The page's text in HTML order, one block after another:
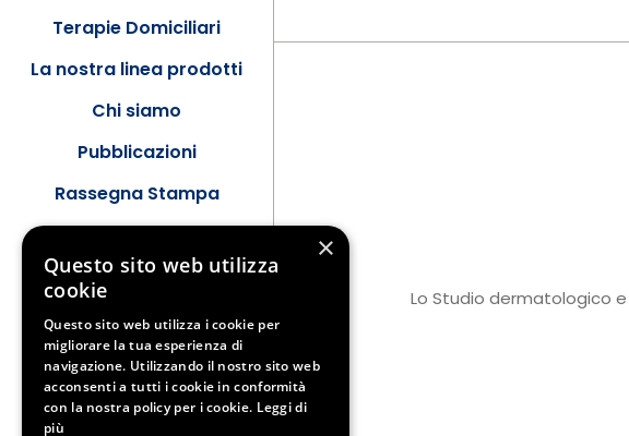
Terapie Domiciliari
La nostra linea prodotti
Chi siamo
Pubblicazioni
Rassegna Stampa
News
Lo Studio dermatologico e
×
Questo sito web utilizza
cookie
Questo sito web utilizza i cookie per
migliorare la tua esperienza di
navigazione. Utilizzando il nostro sito web
acconsenti a tutti i cookie in conformità
con la nostra policy per i cookie. Leggi di
più